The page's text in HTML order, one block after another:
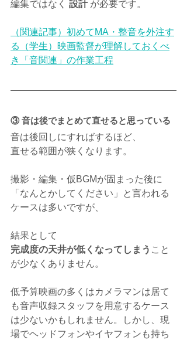
編集ではなく 設計 が必要です。
（関連記事）初めてMA・整音を外注す
る（学生）映画監督が理解しておくべ
き「音関連」の作業工程
③ 音は後でまとめて直せると思っている
音は後回しにすればするほど、
直せる範囲が狭くなります。
撮影・編集・仮BGMが固まった後に
「なんとかしてください」と言われる
ケースは多いですが、
結果として
完成度の天井が低くなってしまう こと
が少なくありません。
低予算映画の多くはカメラマンは居て
も音声収録スタッフを用意するケース
は少ないかもしれません。しかし、現
場でヘッドフォンやイヤフォンも持ち